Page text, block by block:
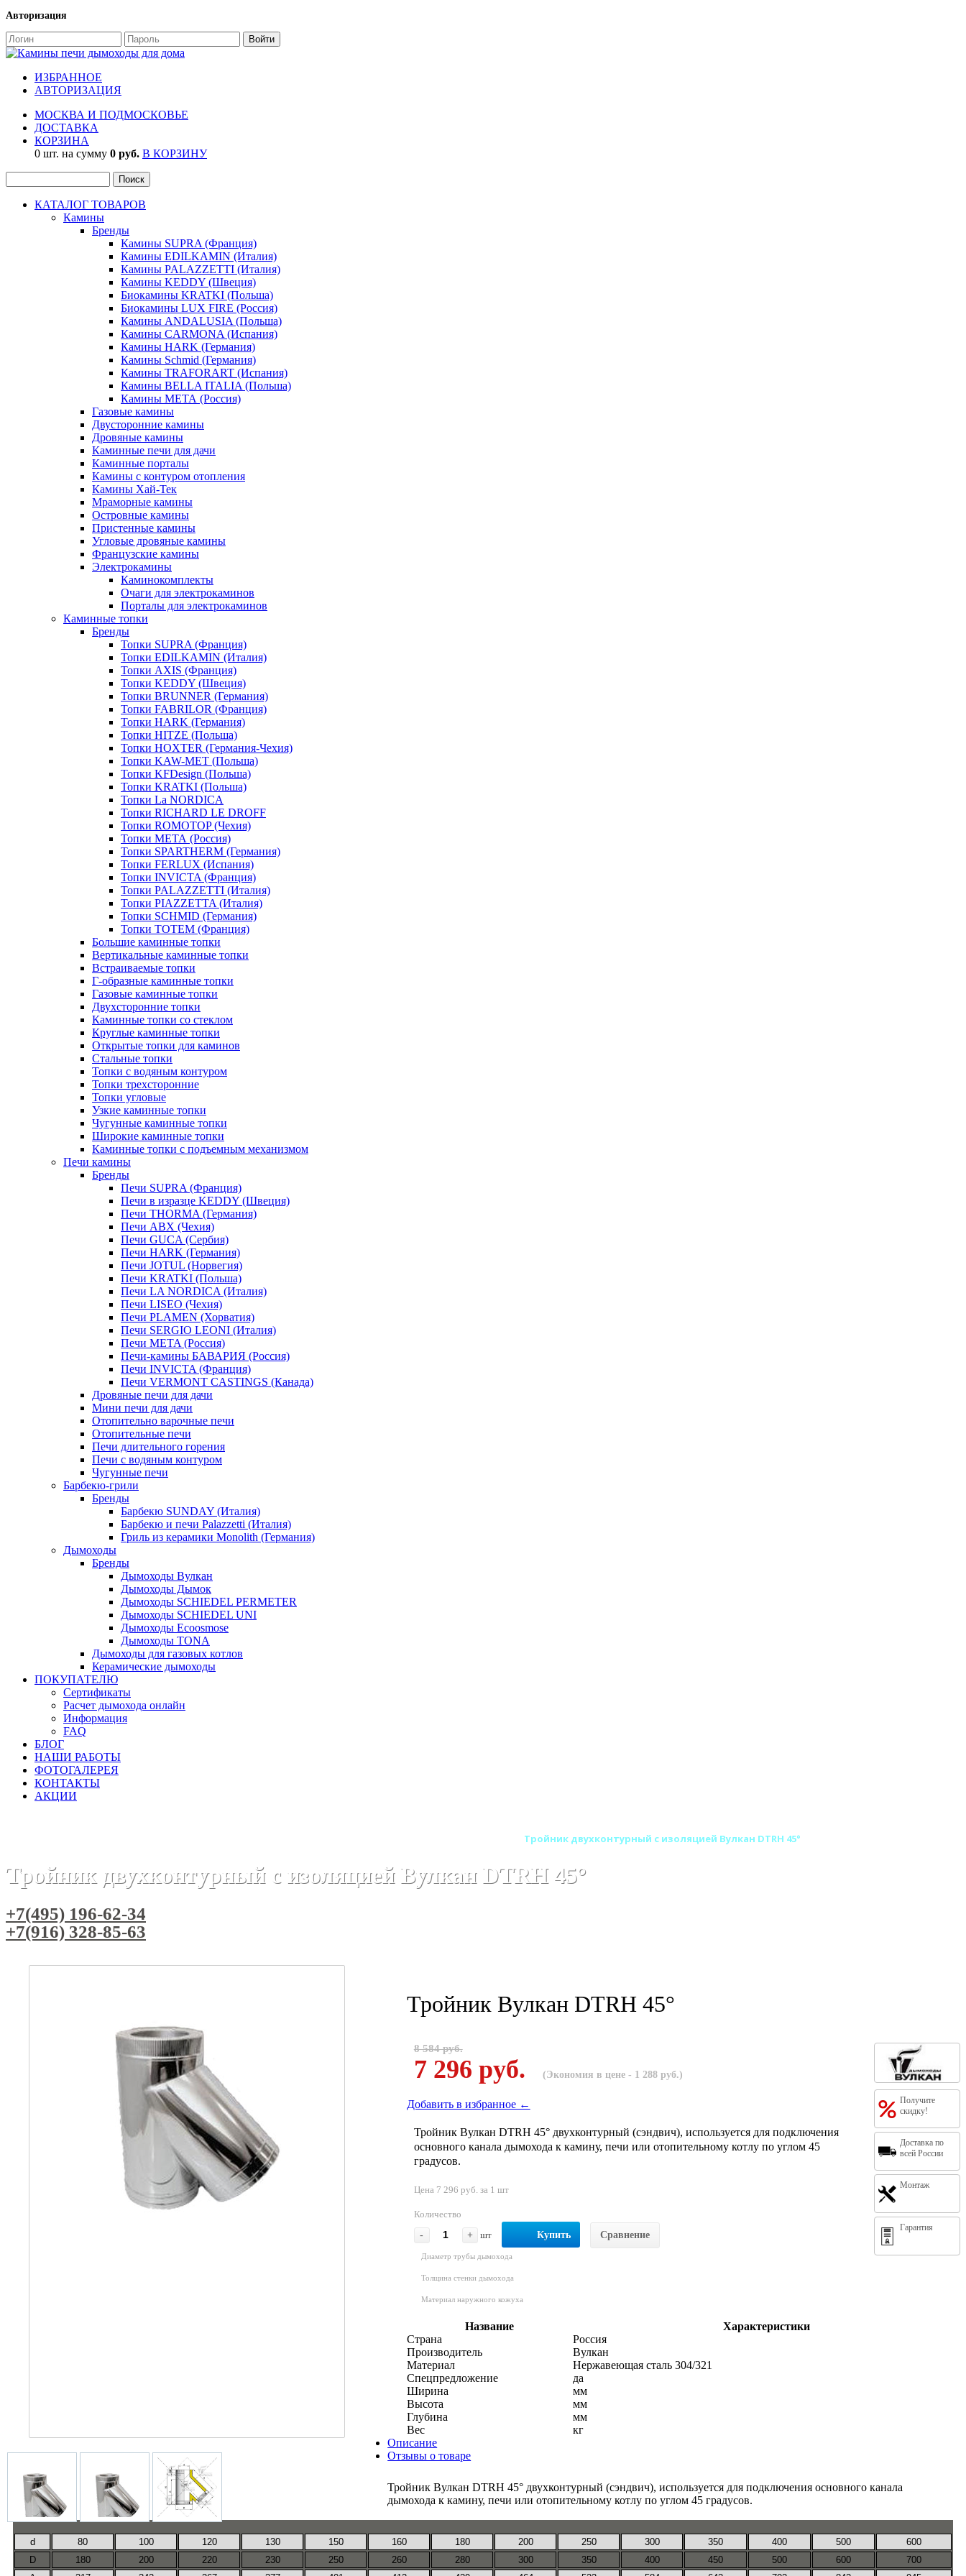
Авторизация
ИЗБРАННОЕ
АВТОРИЗАЦИЯ
МОСКВА И ПОДМОСКОВЬЕ
ДОСТАВКА
КОРЗИНА
0 шт. на сумму 0 руб. В КОРЗИНУ
КАТАЛОГ ТОВАРОВ
Камины
Бренды
Камины SUPRA (Франция)
Камины EDILKAMIN (Италия)
Камины PALAZZETTI (Италия)
Камины KEDDY (Швеция)
Биокамины KRATKI (Польша)
Биокамины LUX FIRE (Россия)
Камины ANDALUSIA (Польша)
Камины CARMONA (Испания)
Камины HARK (Германия)
Камины Schmid (Германия)
Камины TRAFORART (Испания)
Камины BELLA ITALIA (Польша)
Камины МЕТА (Россия)
Газовые камины
Двусторонние камины
Дровяные камины
Каминные печи для дачи
Каминные порталы
Камины с контуром отопления
Камины Хай-Тек
Мраморные камины
Островные камины
Пристенные камины
Угловые дровяные камины
Французские камины
Электрокамины
Каминокомплекты
Очаги для электрокаминов
Порталы для электрокаминов
Каминные топки
Бренды
Топки SUPRA (Франция)
Топки EDILKAMIN (Италия)
Топки AXIS (Франция)
Топки KEDDY (Швеция)
Топки BRUNNER (Германия)
Топки FABRILOR (Франция)
Топки HARK (Германия)
Топки HITZE (Польша)
Топки HOXTER (Германия-Чехия)
Топки KAW-MET (Польша)
Топки KFDesign (Польша)
Топки KRATKI (Польша)
Топки La NORDICA
Топки RICHARD LE DROFF
Топки ROMOTOP (Чехия)
Топки МЕТА (Россия)
Топки SPARTHERM (Германия)
Топки FERLUX (Испания)
Топки INVICTA (Франция)
Топки PALAZZETTI (Италия)
Топки PIAZZETTA (Италия)
Топки SCHMID (Германия)
Топки TOTEM (Франция)
Большие каминные топки
Вертикальные каминные топки
Встраиваемые топки
Г-образные каминные топки
Газовые каминные топки
Двухсторонние топки
Каминные топки со стеклом
Круглые каминные топки
Открытые топки для каминов
Стальные топки
Топки с водяным контуром
Топки трехсторонние
Топки угловые
Узкие каминные топки
Чугунные каминные топки
Широкие каминные топки
Каминные топки с подъемным механизмом
Печи камины
Бренды
Печи SUPRA (Франция)
Печи в изразце KEDDY (Швеция)
Печи THORMA (Германия)
Печи ABX (Чехия)
Печи GUCA (Сербия)
Печи HARK (Германия)
Печи JOTUL (Норвегия)
Печи KRATKI (Польша)
Печи LA NORDICA (Италия)
Печи LISEO (Чехия)
Печи PLAMEN (Хорватия)
Печи SERGIO LEONI (Италия)
Печи META (Россия)
Печи-камины БАВАРИЯ (Россия)
Печи INVICTA (Франция)
Печи VERMONT CASTINGS (Канада)
Дровяные печи для дачи
Мини печи для дачи
Отопительно варочные печи
Отопительные печи
Печи длительного горения
Печи с водяным контуром
Чугунные печи
Барбекю-грили
Бренды
Барбекю SUNDAY (Италия)
Барбекю и печи Palazzetti (Италия)
Гриль из керамики Monolith (Германия)
Дымоходы
Бренды
Дымоходы Вулкан
Дымоходы Дымок
Дымоходы SCHIEDEL PERMETER
Дымоходы SCHIEDEL UNI
Дымоходы Ecoosmose
Дымоходы TONA
Дымоходы для газовых котлов
Керамические дымоходы
ПОКУПАТЕЛЮ
Сертификаты
Расчет дымохода онлайн
Информация
FAQ
БЛОГ
НАШИ РАБОТЫ
ФОТОГАЛЕРЕЯ
КОНТАКТЫ
АКЦИИ
Тройник двухконтурный с изоляцией Вулкан DTRH 45°
Тройник двухконтурный с изоляцией Вулкан DTRH 45°
+7(495) 196-62-34
+7(916) 328-85-63
Тройник Вулкан DTRH 45°
Получите
скидку!
Доставка по
всей России
Монтаж
Гарантия
8 584 руб.
7 296 руб. (Экономия в цене - 1 288 руб.)
Добавить в избранное ←
Тройник Вулкан DTRH 45° двухконтурный (сэндвич), используется для подключения
основного канала дымохода к камину, печи или отопительному котлу по углом 45
градусов.
Цена 7 296 руб. за 1 шт
Количество
-
+ шт Купить Сравнение
Диаметр трубы дымохода
Толщина стенки дымохода
Материал наружного кожуха
Название
Характеристики
Страна
Россия
Производитель
Вулкан
Материал
Нержавеющая сталь 304/321
Спецпредложение
да
Ширина
мм
Высота
мм
Глубина
мм
Вес
кг
Описание
Отзывы о товаре
Тройник Вулкан DTRH 45° двухконтурный (сэндвич), используется для подключения основного канала
дымохода к камину, печи или отопительному котлу по углом 45 градусов.
d 80 100 120 130 150 160 180 200 250 300 350 400 500
600
D
180 200 220 230 250 260 280 300 350 400 450 500 600
700